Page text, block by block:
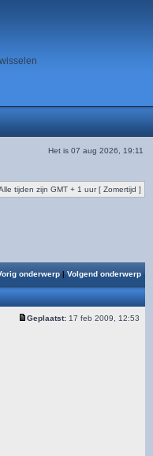
Het is 07 aug 2026, 19:11
tijden zijn GMT + 1 uur [ Zomertijd ]
onderwerp| Volgend onderwerp
Geplaatst:17 feb 2009, 12:53